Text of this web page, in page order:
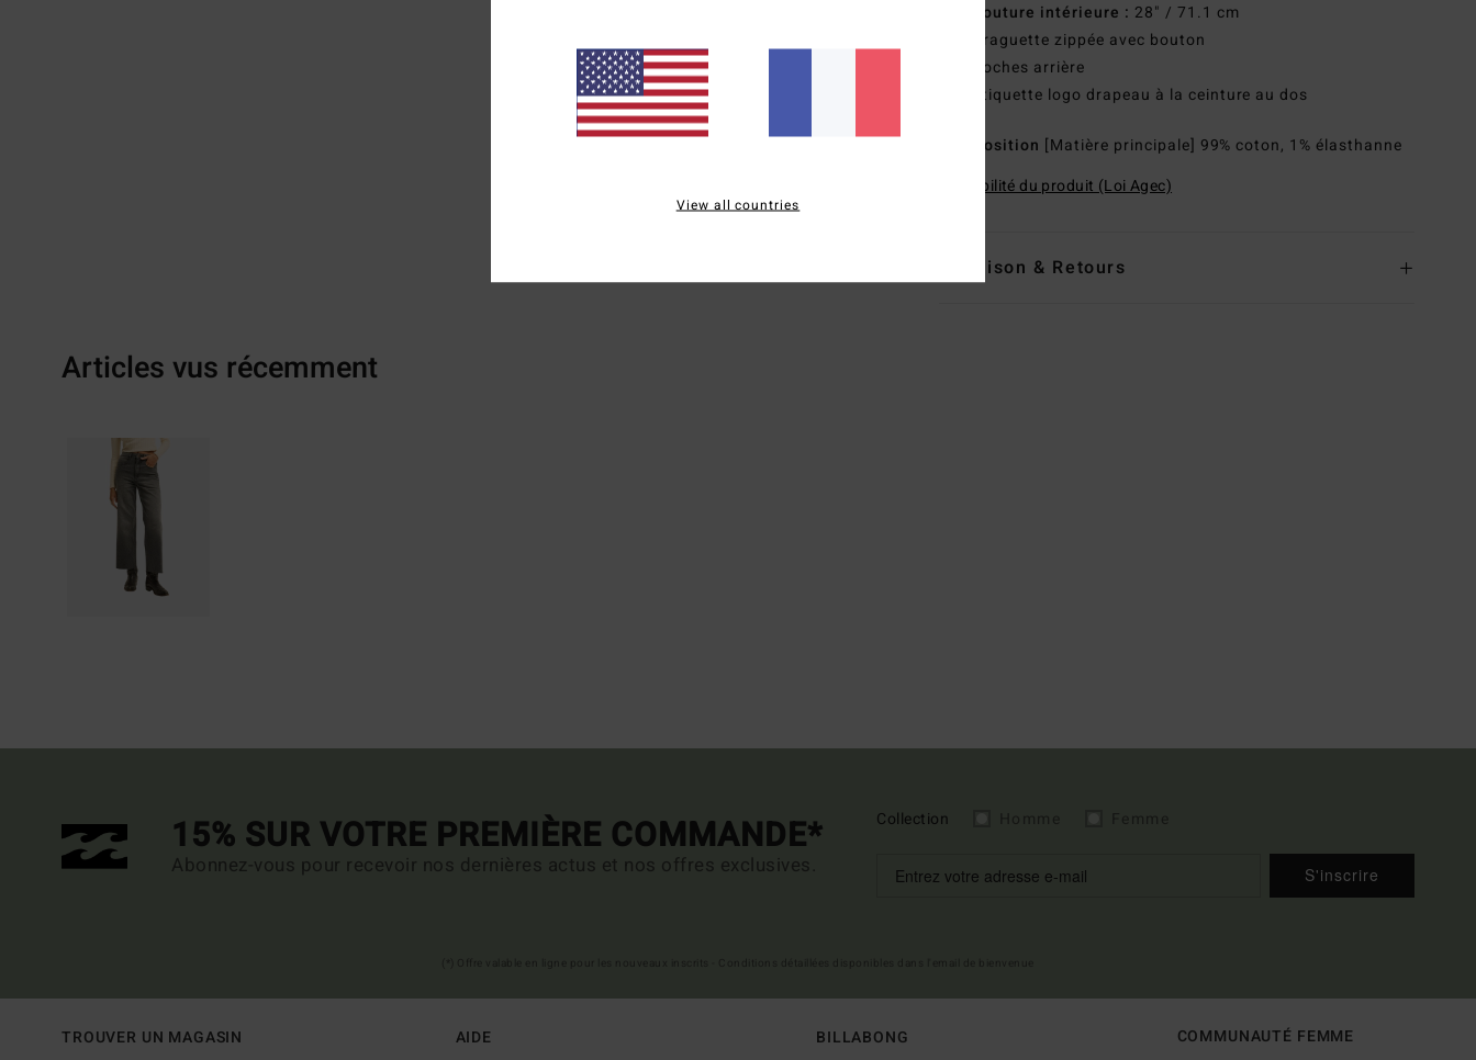
Couture intérieure : 28" / 71.1 cm
Braguette zippée avec bouton
Poches arrière
Étiquette logo drapeau à la ceinture au dos
Composition [Matière principale] 99% coton, 1% élasthanne
Traçabilité du produit (Loi Agec)
Livraison & Retours
Articles vus récemment
15% SUR VOTRE PREMIÈRE COMMANDE*
Abonnez-vous pour recevoir nos dernières actus et nos offres exclusives.
Collection
S'inscrire
TROUVER UN MAGASIN AIDE BILLABONG COMMUNAUTÉ FEMME
View all countries